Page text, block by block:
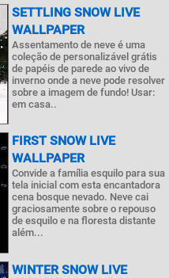
SETTLING SNOW LIVE
WALLPAPER
Assentamento de neve é uma
coleção de personalizável grátis
de papéis de parede ao vivo de
inverno onde a neve pode resolver
sobre a imagem de fundo! Usar:
em casa..
FIRST SNOW LIVE
WALLPAPER
Convide a família esquilo para sua
tela inicial com esta encantadora
cena bosque nevado. Neve cai
graciosamente sobre o repouso
de esquilo e na floresta distante
além...
WINTER SNOW LIVE